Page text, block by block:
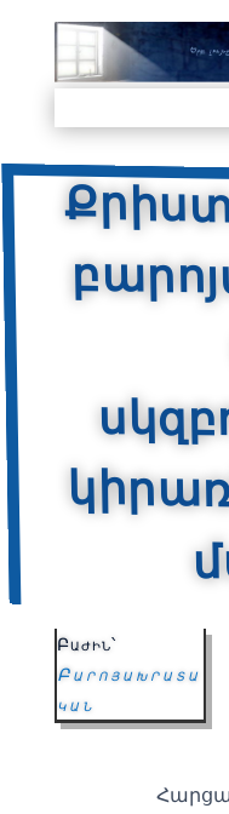
Բաժին՝
Բարոյախրատա
կան